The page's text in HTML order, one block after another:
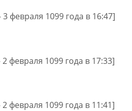
февраля 1099 года в 16:47]
февраля 1099 года в 17:33]
февраля 1099 года в 11:41]